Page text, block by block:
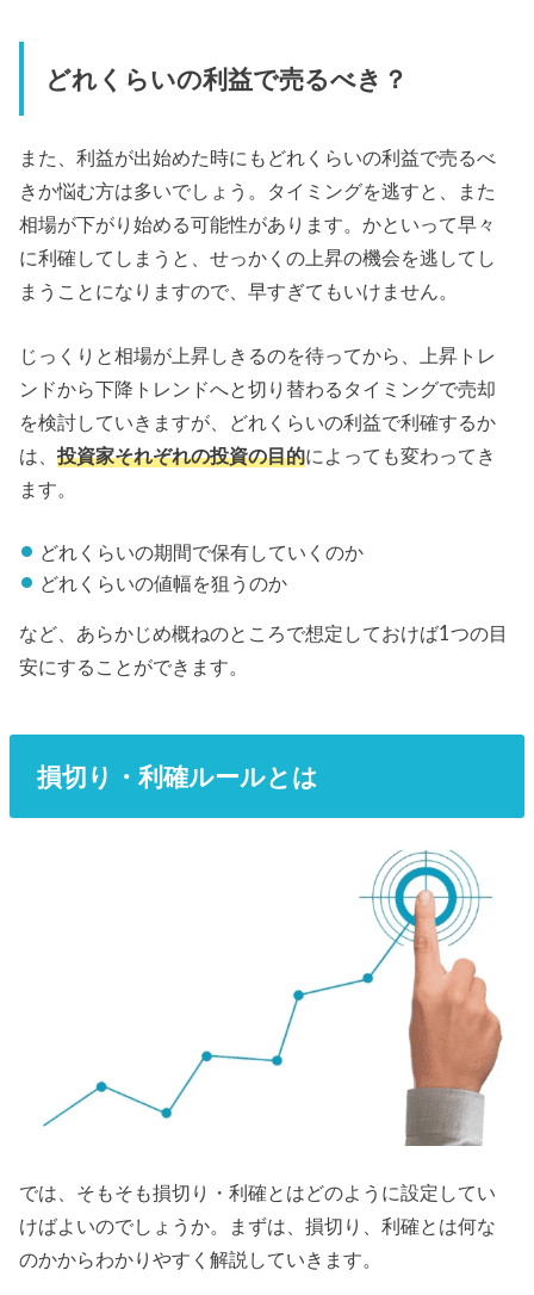
どれくらいの利益で売るべき？
また、利益が出始めた時にもどれくらいの利益で売るべ
きか悩む方は多いでしょう。タイミングを逃すと、また
相場が下がり始める可能性があります。かといって早々
に利確してしまうと、せっかくの上昇の機会を逃してし
まうことになりますので、早すぎてもいけません。
じっくりと相場が上昇しきるのを待ってから、上昇トレ
ンドから下降トレンドへと切り替わるタイミングで売却
を検討していきますが、どれくらいの利益で利確するか
は、投資家それぞれの投資の目的によっても変わってき
ます。
どれくらいの期間で保有していくのか
どれくらいの値幅を狙うのか
など、あらかじめ概ねのところで想定しておけば1つの目
安にすることができます。
損切り・利確ルールとは
では、そもそも損切り・利確とはどのように設定してい
けばよいのでしょうか。まずは、損切り、利確とは何な
のかからわかりやすく解説していきます。